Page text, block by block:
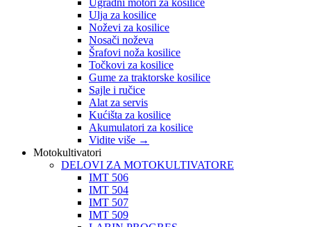
Ugradni motori za kosilice
Ulja za kosilice
Noževi za kosilice
Nosači noževa
Šrafovi noža kosilice
Točkovi za kosilice
Gume za traktorske kosilice
Sajle i ručice
Alat za servis
Kućišta za kosilice
Akumulatori za kosilice
Vidite više →
Motokultivatori
DELOVI ZA MOTOKULTIVATORE
IMT 506
IMT 504
IMT 507
IMT 509